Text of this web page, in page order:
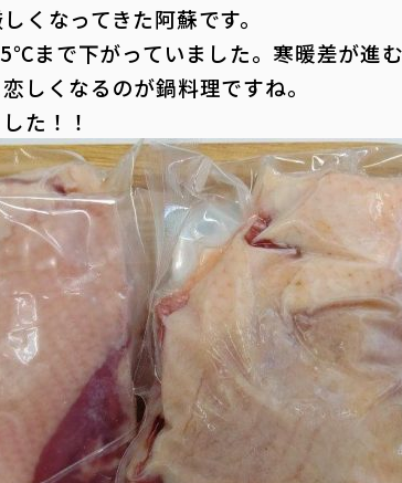
くなってきた阿蘇です。
まで下がっていました。寒暖差が進
しくなるのが鍋料理ですね。
た！！